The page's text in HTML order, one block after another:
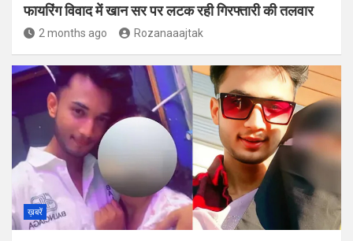
फायरिंग विवाद में खान सर पर लटक रही गिरफ्तारी की तलवार
2 months ago Rozanaaajtak
ख़बरें